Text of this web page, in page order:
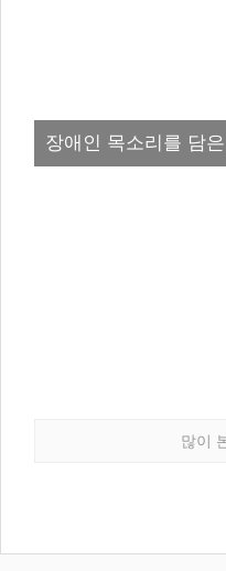
장애인 목소리를 담
많이